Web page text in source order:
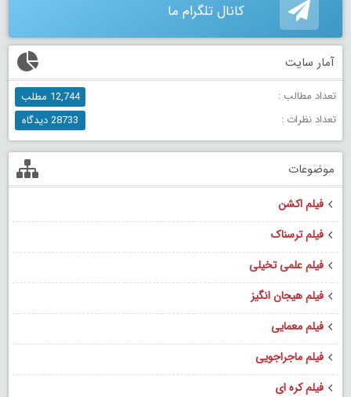
کانال تلگرام ما
آمار سایت
تعداد مطالب :
12,744 مطلب
تعداد نظرات :
28733 دیدگاه
موضوعات
فیلم اکشن
فیلم ترسناک
فیلم علمی تخیلی
فیلم هیجان انگیز
فیلم معمایی
فیلم ماجراجویی
فیلم کره ای